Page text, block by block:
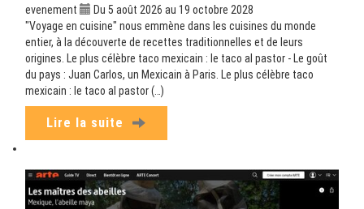
evenement
Du 5 août 2026 au 19 octobre 2028
"Voyage en cuisine" nous emmène dans les cuisines du monde
entier, à la découverte de recettes traditionnelles et de leurs
origines. Le plus célèbre taco mexicain : le taco al pastor - Le goût
du pays : Juan Carlos, un Mexicain à Paris. Le plus célèbre taco
mexicain : le taco al pastor (…)
Lire la suite